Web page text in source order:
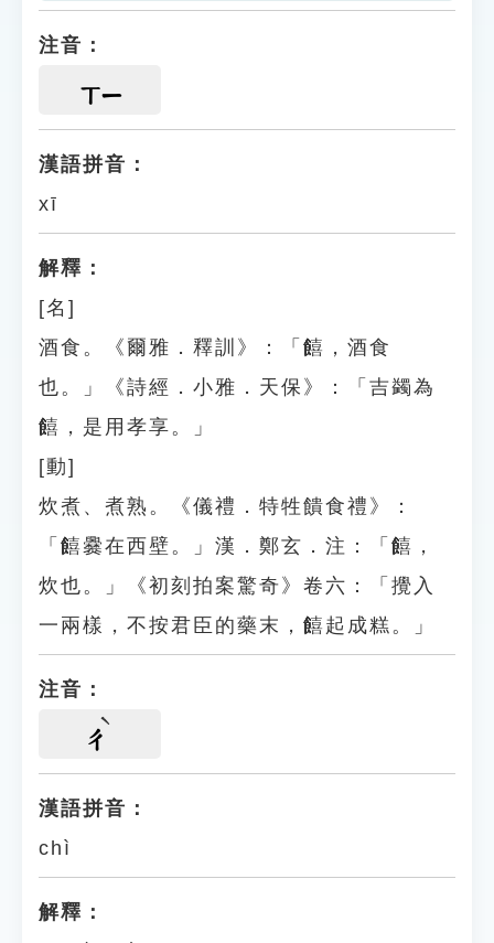
注音：
ㄒㄧ
漢語拼音：
xī
解釋：
[名]
酒食。《爾雅．釋訓》：「饎，酒食
也。」《詩經．小雅．天保》：「吉蠲為
饎，是用孝享。」
[動]
炊煮、煮熟。《儀禮．特牲饋食禮》：
「饎爨在西壁。」漢．鄭玄．注：「饎，
炊也。」《初刻拍案驚奇》卷六：「攪入
一兩樣，不按君臣的藥末，饎起成糕。」
注音：
ㄔ
漢語拼音：
chì
解釋：